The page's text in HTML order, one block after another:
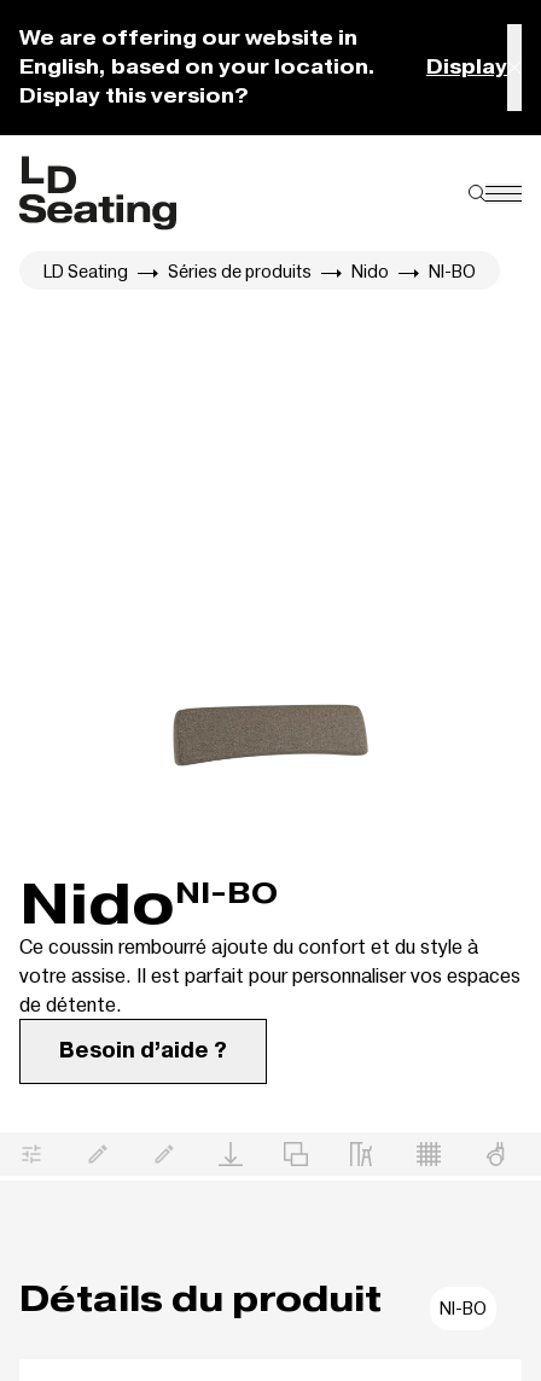
We are offering our website in
English, based on your location.
Display this version?
Display
LD Seating Séries de produits Nido NI-BO
NidoNI-BO
Ce coussin rembourré ajoute du confort et du style à
votre assise. Il est parfait pour personnaliser vos espaces
de détente.
Besoin d’aide ?
Détails du produit NI-BO